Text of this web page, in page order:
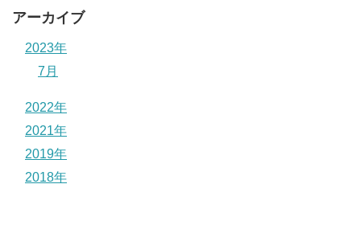
アーカイブ
2023年
7月
2022年
2021年
2019年
2018年